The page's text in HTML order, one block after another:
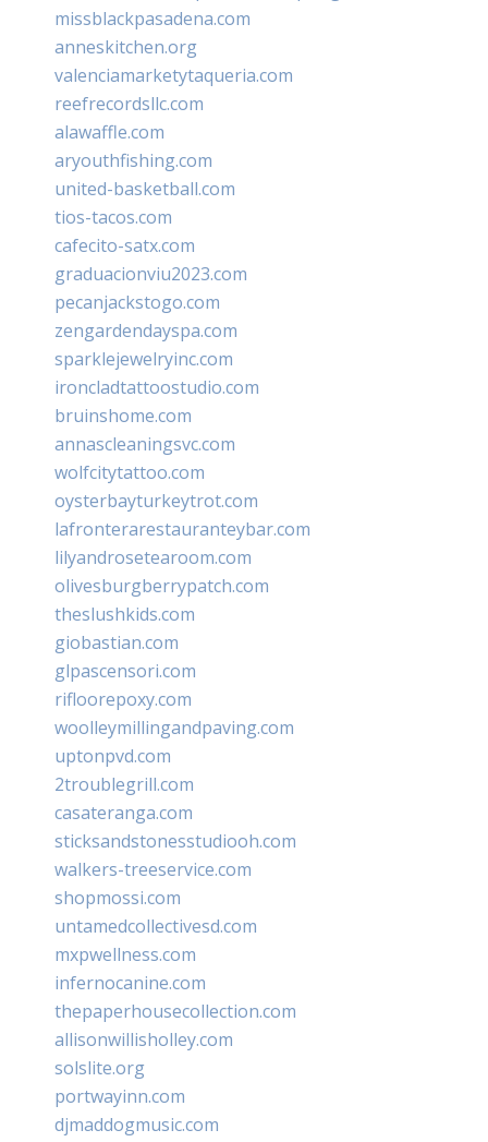
missblackpasadena.com
anneskitchen.org
valenciamarketytaqueria.com
reefrecordsllc.com
alawaffle.com
aryouthfishing.com
united-basketball.com
tios-tacos.com
cafecito-satx.com
graduacionviu2023.com
pecanjackstogo.com
zengardendayspa.com
sparklejewelryinc.com
ironcladtattoostudio.com
bruinshome.com
annascleaningsvc.com
wolfcitytattoo.com
oysterbayturkeytrot.com
lafronterarestauranteybar.com
lilyandrosetearoom.com
olivesburgberrypatch.com
theslushkids.com
giobastian.com
glpascensori.com
rifloorepoxy.com
woolleymillingandpaving.com
uptonpvd.com
2troublegrill.com
casateranga.com
sticksandstonesstudiooh.com
walkers-treeservice.com
shopmossi.com
untamedcollectivesd.com
mxpwellness.com
infernocanine.com
thepaperhousecollection.com
allisonwillisholley.com
solslite.org
portwayinn.com
djmaddogmusic.com